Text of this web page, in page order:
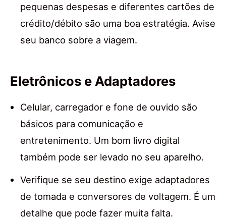
pequenas despesas e diferentes cartões de
crédito/débito são uma boa estratégia. Avise
seu banco sobre a viagem.
Eletrônicos e Adaptadores
Celular, carregador e fone de ouvido são
básicos para comunicação e
entretenimento. Um bom livro digital
também pode ser levado no seu aparelho.
Verifique se seu destino exige adaptadores
de tomada e conversores de voltagem. É um
detalhe que pode fazer muita falta.